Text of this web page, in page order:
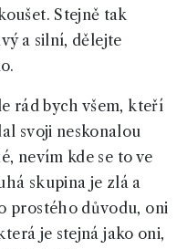
Stejně tak
a silní, dělejte
rád bych všem, kteří
svoji neskonalou
nevím kde se to ve
skupina je zlá a
prostého důvodu, oni
je stejná jako oni,